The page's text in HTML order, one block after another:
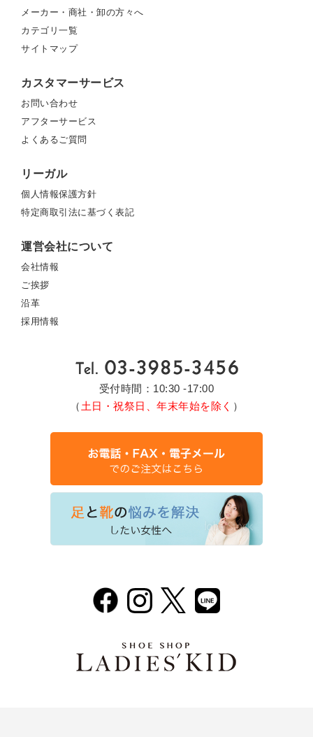
メーカー・商社・卸の方々へ
カテゴリ一覧
サイトマップ
カスタマーサービス
お問い合わせ
アフターサービス
よくあるご質問
リーガル
個人情報保護方針
特定商取引法に基づく表記
運営会社について
会社情報
ご挨拶
沿革
採用情報
受付時間：10:30 -17:00
（ 土日・祝祭日、年末年始を除く ）